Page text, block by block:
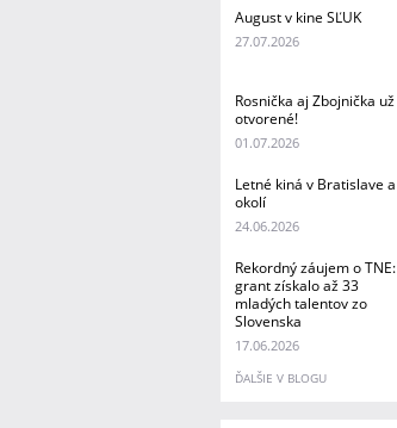
August v kine SĽUK
27.07.2026
Rosnička aj Zbojnička už
otvorené!
01.07.2026
Letné kiná v Bratislave a
okolí
24.06.2026
Rekordný záujem o TNE:
grant získalo až 33
mladých talentov zo
Slovenska
17.06.2026
ĎALŠIE V BLOGU